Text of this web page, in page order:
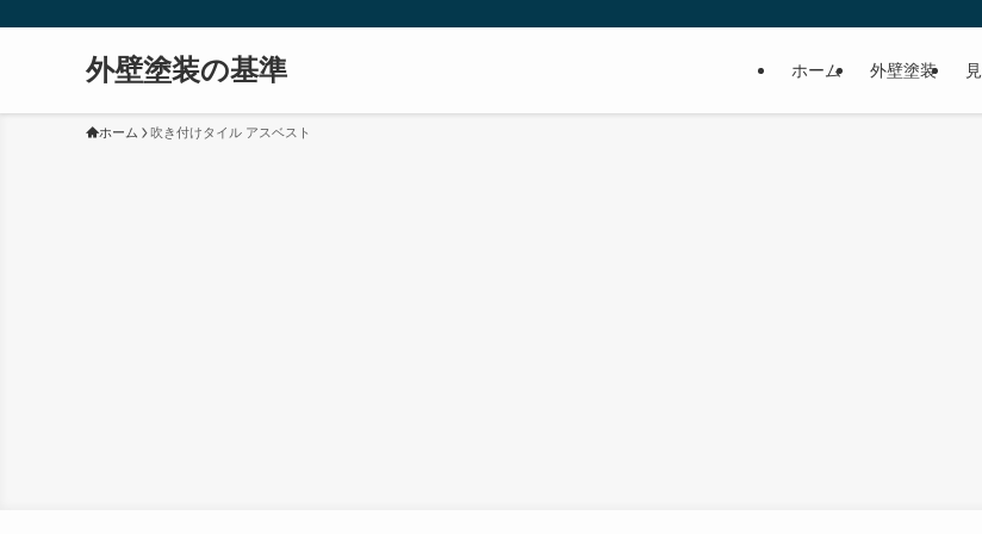
外壁塗装の基準 ホーム 外壁塗装
ホーム 吹き付けタイル アスベスト